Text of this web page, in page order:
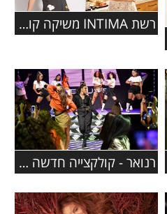
רשת INTIMA משיקה קולקציה בשיתוף פעולה עם המותג האהוב סנופי
רנואר - קולקצייה חדשה בשיתוף עם הכוכבת נועה קירל